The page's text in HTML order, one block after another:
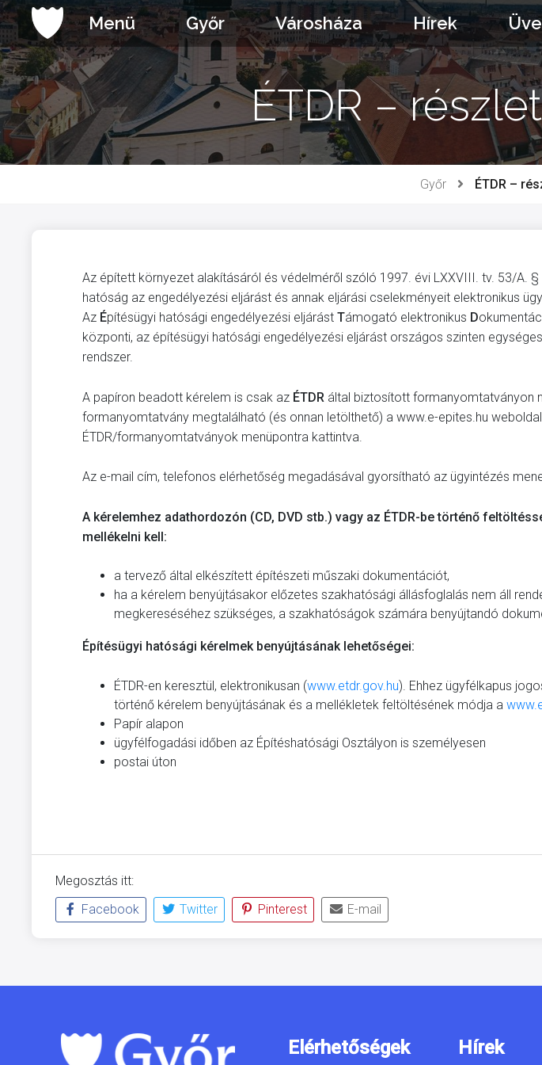
Ugrás
a
tartalomhoz
Menü Győr Városháza Hírek
ÉTDR –
Győr ÉTDR –
Az épített környezet alakításáról és védelméről szóló 1997. évi LXXVIII. tv. 53/A.
hatóság az engedélyezési eljárást és annak eljárási cselekményeit elektronikus
Az Építésügyi hatósági engedélyezési eljárást Támogató elektronikus D
központi, az építésügyi hatósági engedélyezési eljárást országos szinten
rendszer.
A papíron beadott kérelem is csak az ÉTDR által biztosított formanyomtatványon
formanyomtatvány megtalálható (és onnan letölthető) a www.e-epites.hu
ÉTDR/formanyomtatványok menüpontra kattintva.
Az e-mail cím, telefonos elérhetőség megadásával gyorsítható az ügyintézés
A kérelemhez adathordozón (CD, DVD stb.) vagy az ÉTDR-be történő
mellékelni kell:
a tervező által elkészített építészeti műszaki dokumentációt,
ha a kérelem benyújtásakor előzetes szakhatósági állásfoglalás nem áll
megkereséséhez szükséges, a szakhatóságok számára benyújtandó
Építésügyi hatósági kérelmek benyújtásának lehetőségei:
ÉTDR-en keresztül, elektronikusan (www.etdr.gov.hu). Ehhez ügyfélkapus
történő kérelem benyújtásának és a mellékletek feltöltésének módja a
Papír alapon
ügyfélfogadási időben az Építéshatósági Osztályon is személyesen
postai úton
Megosztás itt:
Facebook
Twitter Pinterest E-mail
Elérhetőségek Hírek